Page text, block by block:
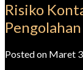
Risiko
Posted on Maret